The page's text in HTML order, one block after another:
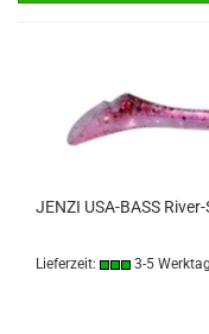
JENZI USA-BASS
Lieferzeit: 3-5